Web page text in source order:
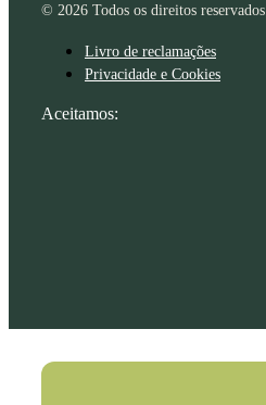
© 2026 Todos os direitos reservados.
Livro de reclamações
Privacidade e Cookies
Aceitamos: